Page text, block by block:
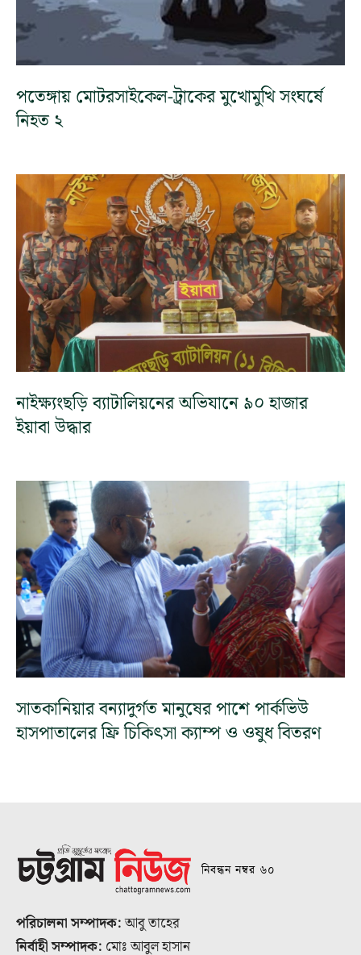
পতেঙ্গায় মোটরসাইকেল-ট্রাকের মুখোমুখি সংঘর্ষে
নিহত ২
নাইক্ষ্যংছড়ি ব্যাটালিয়নের অভিযানে ৯০ হাজার
ইয়াবা উদ্ধার
সাতকানিয়ার বন্যাদুর্গত মানুষের পাশে পার্কভিউ
হাসপাতালের ফ্রি চিকিৎসা ক্যাম্প ও ওষুধ বিতরণ
নিবন্ধন নম্বর ৬০
পরিচালনা সম্পাদক:আবু তাহের
নির্বাহী সম্পাদক: মোঃ আবুল হাসান